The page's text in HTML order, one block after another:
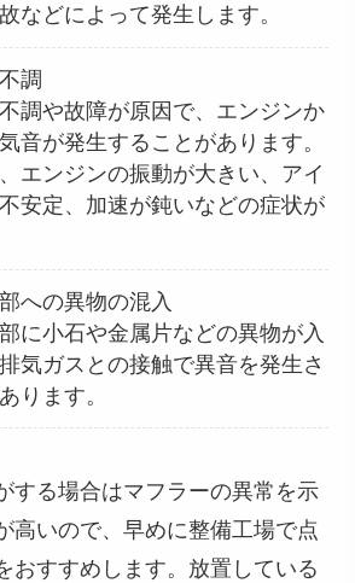
などによって発生します。
調
調や故障が原因で、エンジンか
音が発生することがあります。
エンジンの振動が大きい、アイ
安定、加速が鈍いなどの症状が
への異物の混入
に小石や金属片などの異物が入
気ガスとの接触で異音を発生さ
ります。
する場合はマフラーの異常を示
高いので、早めに整備工場で点
おすすめします。放置している